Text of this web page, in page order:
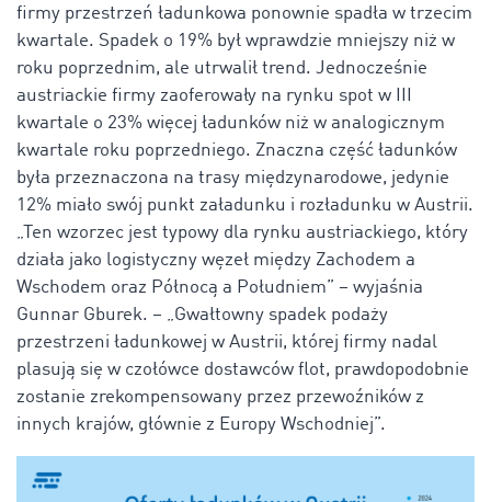
firmy przestrzeń ładunkowa ponownie spadła w trzecim
kwartale. Spadek o 19% był wprawdzie mniejszy niż w
roku poprzednim, ale utrwalił trend. Jednocześnie
austriackie firmy zaoferowały na rynku spot w III
kwartale o 23% więcej ładunków niż w analogicznym
kwartale roku poprzedniego. Znaczna część ładunków
była przeznaczona na trasy międzynarodowe, jedynie
12% miało swój punkt załadunku i rozładunku w Austrii.
„Ten wzorzec jest typowy dla rynku austriackiego, który
działa jako logistyczny węzeł między Zachodem a
Wschodem oraz Północą a Południem” – wyjaśnia
Gunnar Gburek. – „Gwałtowny spadek podaży
przestrzeni ładunkowej w Austrii, której firmy nadal
plasują się w czołówce dostawców flot, prawdopodobnie
zostanie zrekompensowany przez przewoźników z
innych krajów, głównie z Europy Wschodniej”.